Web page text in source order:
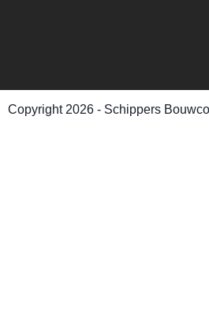
Copyright 2026 - Schippers